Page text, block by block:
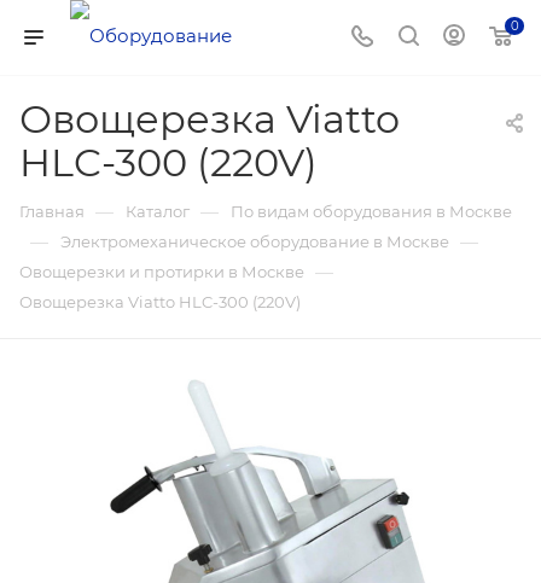
0
Овощерезка Viatto
HLC-300 (220V)
Главная — Каталог — По видам оборудования в Москве
— Электромеханическое оборудование в Москве —
Овощерезки и протирки в Москве —
Овощерезка Viatto HLC-300 (220V)